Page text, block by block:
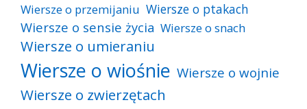
Wiersze o przemijaniu Wiersze o ptakach
Wiersze o sensie życia Wiersze o snach
Wiersze o umieraniu
Wiersze o wiośnie Wiersze o wojnie
Wiersze o zwierzętach